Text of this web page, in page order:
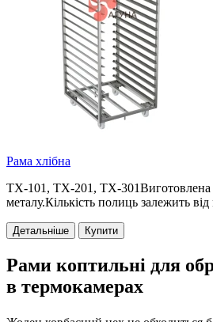
Рама хлібна
ТХ-101, ТХ-201, ТХ-301Виготовлена
металу.Кількість полиць залежить
Детальніше Купити
Рами коптильні для
в термокамерах